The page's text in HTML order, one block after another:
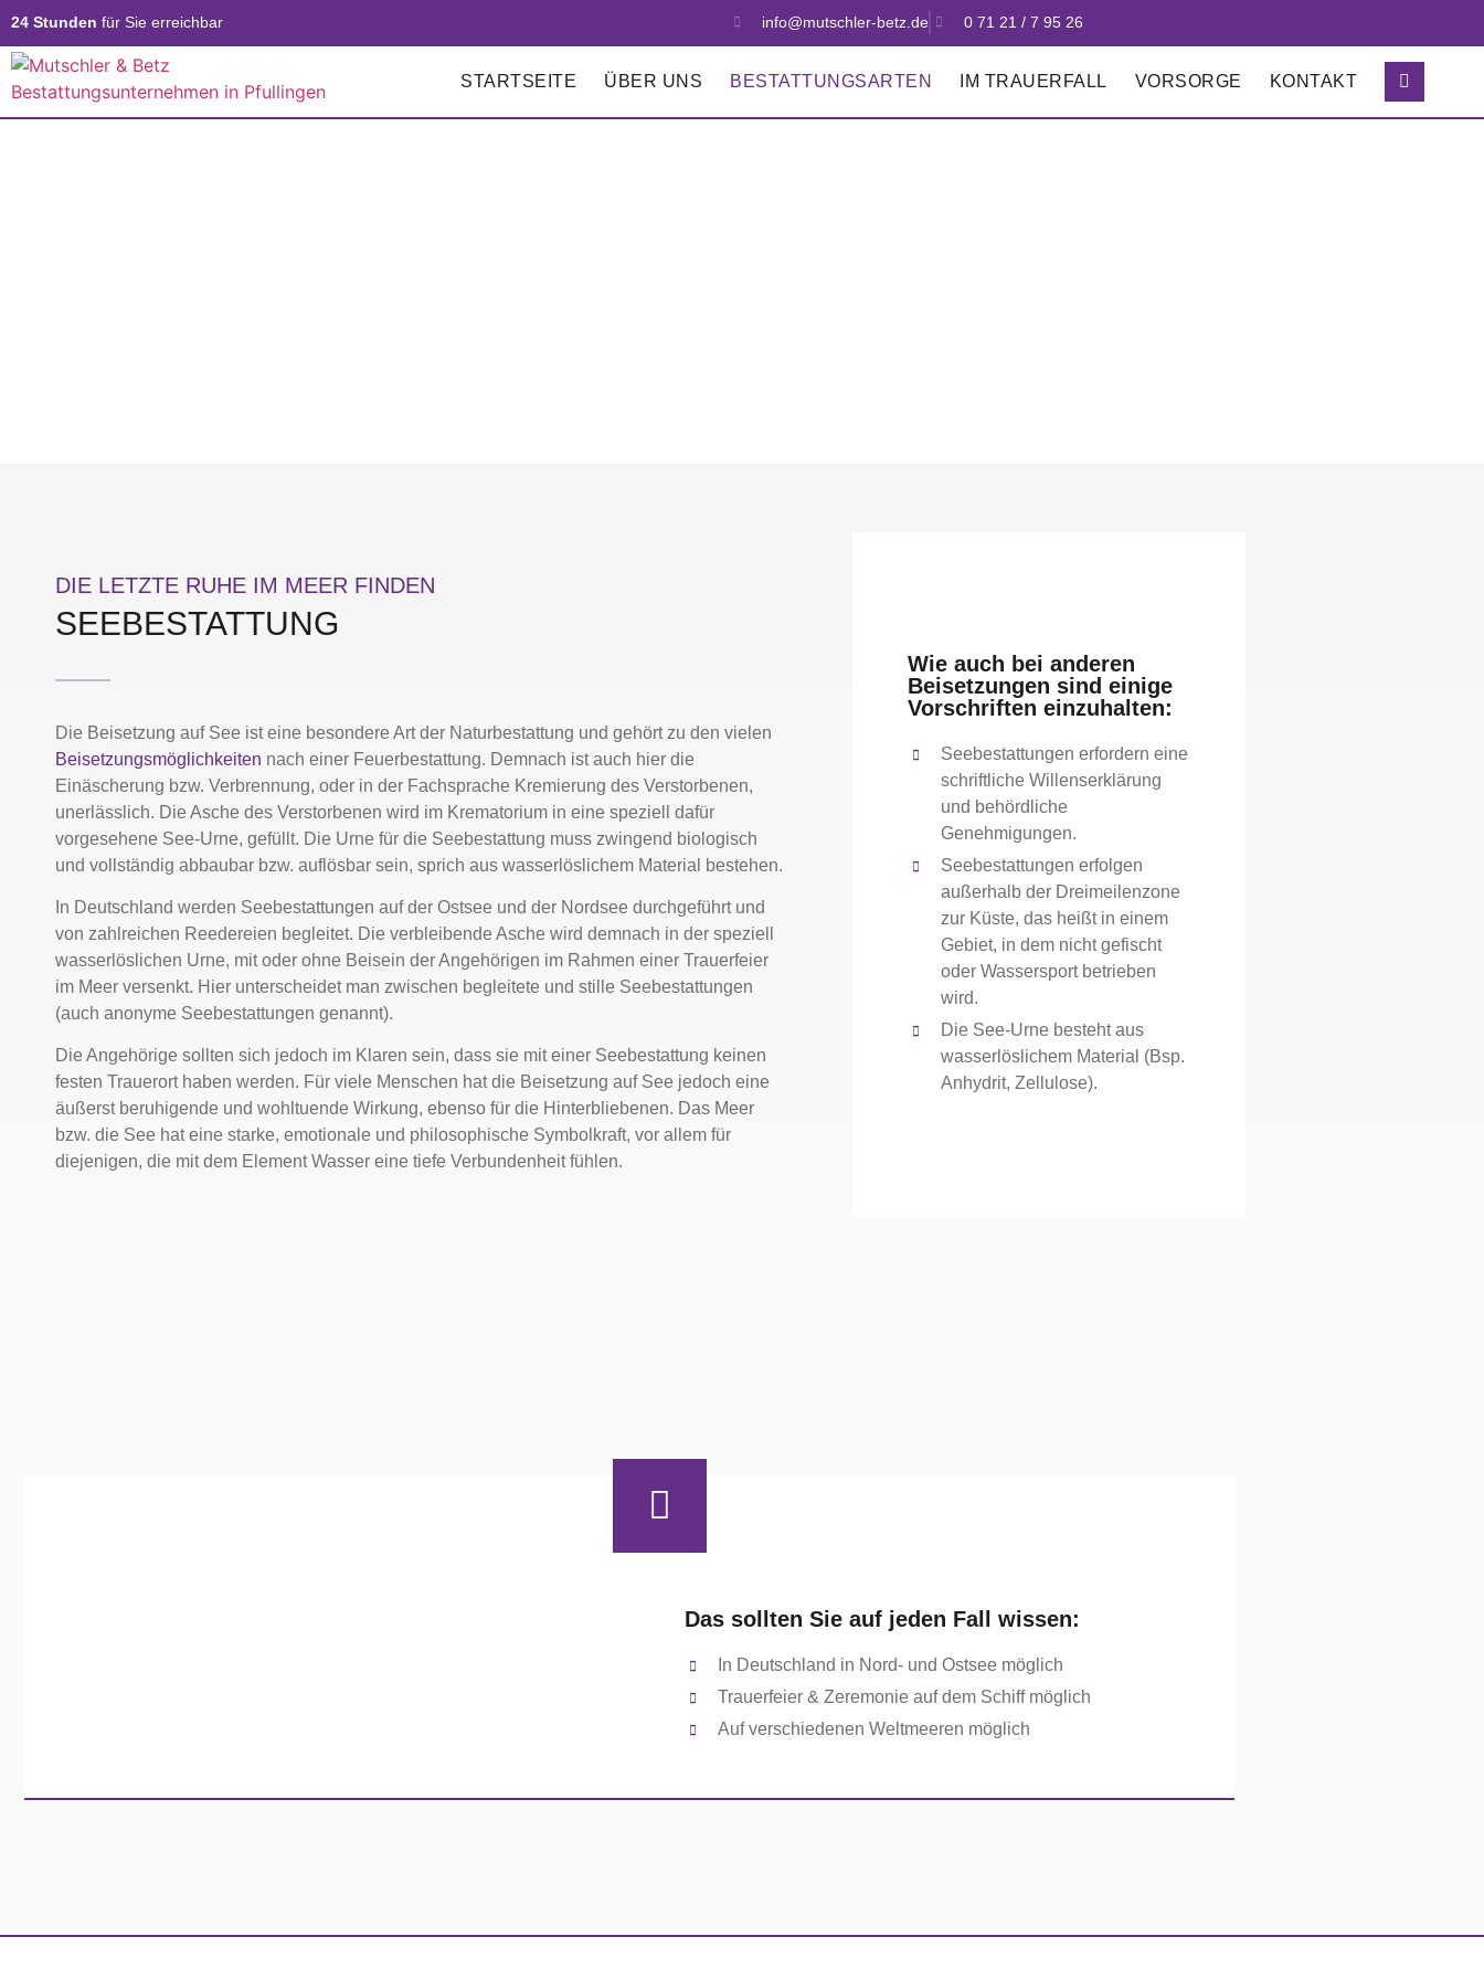
24 Stunden für Sie erreichbar info@mutschler-betz.de 0 71 21 / 7 95 26
STARTSEITE ÜBER UNS BESTATTUNGSARTEN IM TRAUERFALL VORSORGE KONTAKT
DIE LETZTE RUHE IM MEER FINDEN
SEEBESTATTUNG
Die Beisetzung auf See ist eine besondere Art der Naturbestattung und gehört zu den vielen
Beisetzungsmöglichkeiten nach einer Feuerbestattung. Demnach ist auch hier die
Einäscherung bzw. Verbrennung, oder in der Fachsprache Kremierung des Verstorbenen,
unerlässlich. Die Asche des Verstorbenen wird im Krematorium in eine speziell dafür
vorgesehene See-Urne, gefüllt. Die Urne für die Seebestattung muss zwingend biologisch
und vollständig abbaubar bzw. auflösbar sein, sprich aus wasserlöslichem Material bestehen.
In Deutschland werden Seebestattungen auf der Ostsee und der Nordsee durchgeführt und
von zahlreichen Reedereien begleitet. Die verbleibende Asche wird demnach in der speziell
wasserlöslichen Urne, mit oder ohne Beisein der Angehörigen im Rahmen einer Trauerfeier
im Meer versenkt. Hier unterscheidet man zwischen begleitete und stille Seebestattungen
(auch anonyme Seebestattungen genannt).
Die Angehörige sollten sich jedoch im Klaren sein, dass sie mit einer Seebestattung keinen
festen Trauerort haben werden. Für viele Menschen hat die Beisetzung auf See jedoch eine
äußerst beruhigende und wohltuende Wirkung, ebenso für die Hinterbliebenen. Das Meer
bzw. die See hat eine starke, emotionale und philosophische Symbolkraft, vor allem für
diejenigen, die mit dem Element Wasser eine tiefe Verbundenheit fühlen.
Wie auch bei anderen
Beisetzungen sind einige
Vorschriften einzuhalten:
Seebestattungen erfordern eine
schriftliche Willenserklärung
und behördliche
Genehmigungen.
Seebestattungen erfolgen
außerhalb der Dreimeilenzone
zur Küste, das heißt in einem
Gebiet, in dem nicht gefischt
oder Wassersport betrieben
wird.
Die See-Urne besteht aus
wasserlöslichem Material (Bsp.
Anhydrit, Zellulose).
Das sollten Sie auf jeden Fall wissen:
In Deutschland in Nord- und Ostsee möglich
Trauerfeier & Zeremonie auf dem Schiff möglich
Auf verschiedenen Weltmeeren möglich